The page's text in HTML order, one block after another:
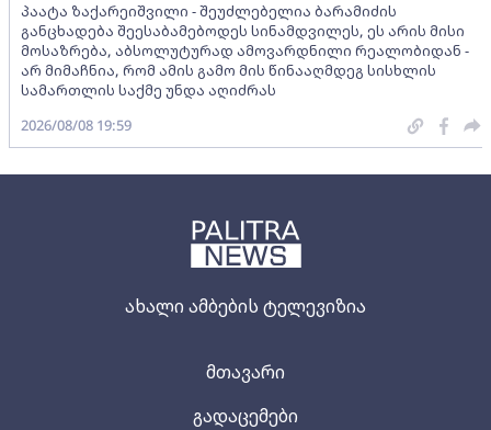
ახალი ამბების ტელევიზია
მთავარი
გადაცემები
პაატა ზაქარეიშვილი - შეუძლებელია ბარამიძის
განცხადება შეესაბამებოდეს სინამდვილეს, ეს არის მისი
მოსაზრება, აბსოლუტურად ამოვარდნილი რეალობიდან -
არ მიმაჩნია, რომ ამის გამო მის წინააღმდეგ სისხლის
სამართლის საქმე უნდა აღიძრას
2026/08/08 19:59